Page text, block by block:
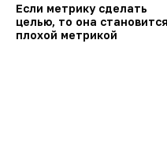
Если метрику сделать
целью, то она становится
плохой метрикой